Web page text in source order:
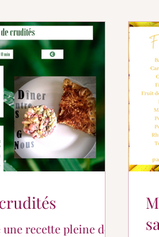
recette pleine de